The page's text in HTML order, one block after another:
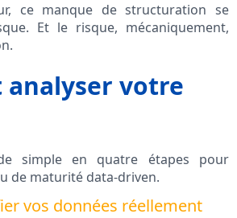
ce manque de structuration se
Et le risque, mécaniquement,
analyser votre
simple en quatre étapes pour
de maturité data-driven.
vos données réellement